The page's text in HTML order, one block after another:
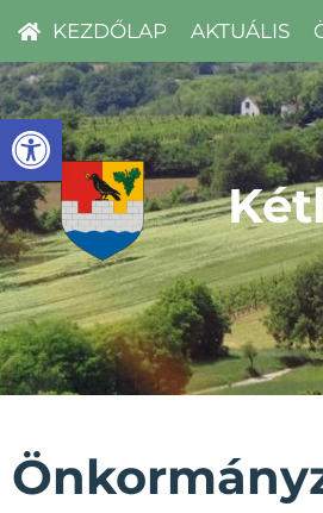
Eszköztár megnyitása
KEZDŐLAP AKTUÁLIS